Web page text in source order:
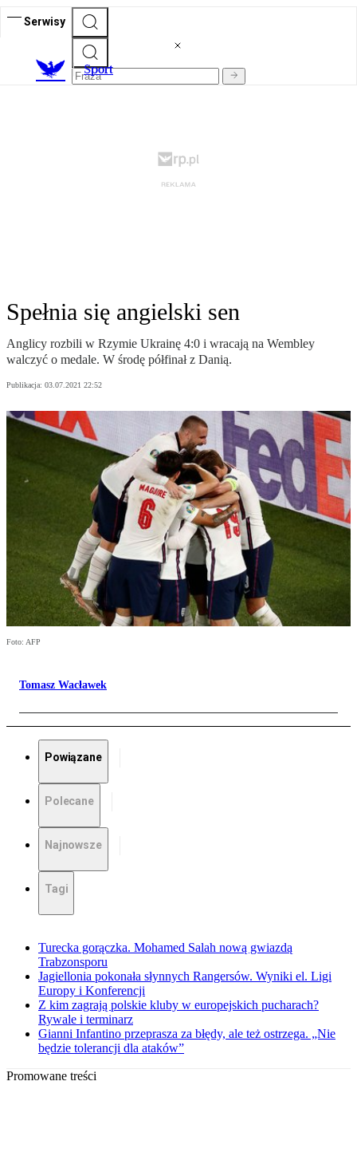
Serwisy
Sport
Spełnia się angielski sen
Anglicy rozbili w Rzymie Ukrainę 4:0 i wracają na Wembley
walczyć o medale. W środę półfinał z Danią.
Publikacja: 03.07.2021 22:52
Foto: AFP
Tomasz Wacławek
Powiązane
Polecane
Najnowsze
Tagi
Turecka gorączka. Mohamed Salah nową gwiazdą
Trabzonsporu
Jagiellonia pokonała słynnych Rangersów. Wyniki el. Ligi
Europy i Konferencji
Z kim zagrają polskie kluby w europejskich pucharach?
Rywale i terminarz
Gianni Infantino przeprasza za błędy, ale też ostrzega. „Nie
będzie tolerancji dla ataków”
Promowane treści